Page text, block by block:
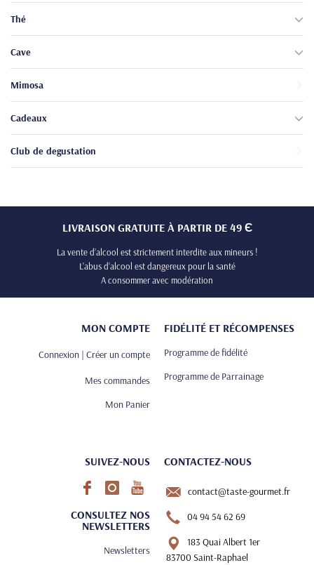
Thé
Cave
Mimosa
Cadeaux
Club de degustation
LIVRAISON GRATUITE À PARTIR DE 49 Є
La vente d’alcool est strictement interdite aux mineurs !
L’abus d’alcool est dangereux pour la santé
A consommer avec modération
MON COMPTE
Connexion | Créer un compte
Mes commandes
Mon Panier
FIDÉLITÉ ET RÉCOMPENSES
Programme de fidélité
Programme de Parrainage
SUIVEZ-NOUS
CONSULTEZ NOS
NEWSLETTERS
Newsletters
CONTACTEZ-NOUS
contact@taste-gourmet.fr
04 94 54 62 69
183 Quai Albert 1er
83700 Saint-Raphael